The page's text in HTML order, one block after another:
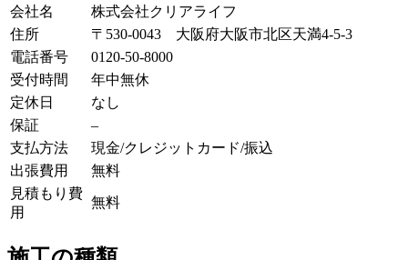
会社名
株式会社クリアライフ
住所
〒530-0043 大阪府大阪市北区天満4-5-3
電話番号
0120-50-8000
受付時間
年中無休
定休日
なし
保証
–
支払方法
現金/クレジットカード/振込
出張費用
無料
見積もり費
用
無料